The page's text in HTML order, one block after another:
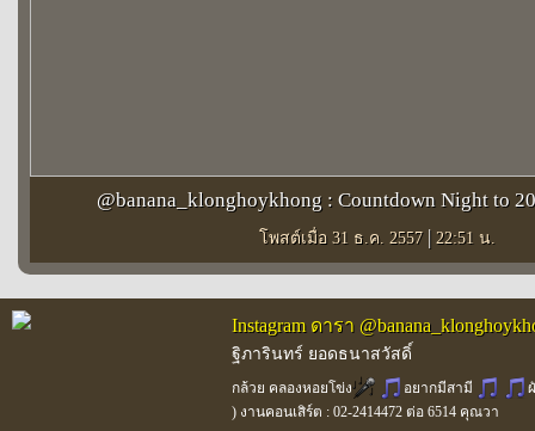
@banana_klonghoykhong : Countdown Night to
โพสต์เมื่อ 31 ธ.ค. 2557 | 22:51 น.
Instagram ดารา
ฐิภารินทร์ ยอดธนาสวัสดิ์
กล้วย คลองหอยโข่ง อยากมีสามี
) งานคอนเสิร์ต : 02-2414472 ต่อ 6514 คุณวา